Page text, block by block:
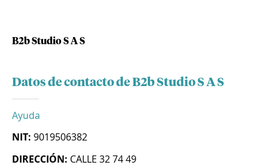
B2b Studio S A S
Datos de contacto de B2b Studio S A S
Ayuda
NIT: 9019506382
DIRECCIÓN: CALLE 32 74 49